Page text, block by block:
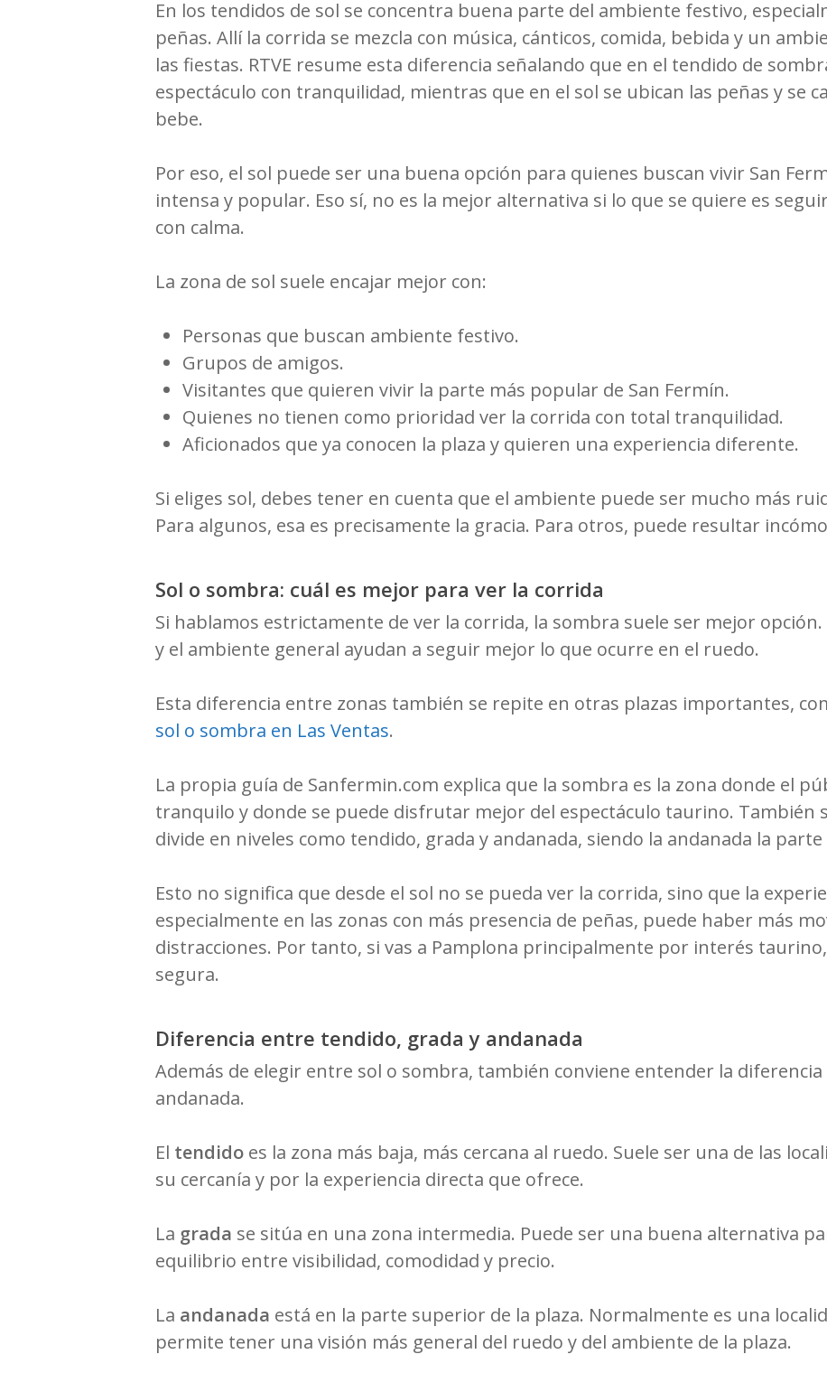
En los tendidos de sol se concentra buena parte del ambiente festivo,
peñas. Allí la corrida se mezcla con música, cánticos, comida, bebida y un
las fiestas. RTVE resume esta diferencia señalando que en el tendido de
espectáculo con tranquilidad, mientras que en el sol se ubican las peñas y se
bebe.
Por eso, el sol puede ser una buena opción para quienes buscan vivir San
intensa y popular. Eso sí, no es la mejor alternativa si lo que se quiere es
con calma.
La zona de sol suele encajar mejor con:
Personas que buscan ambiente festivo.
Grupos de amigos.
Visitantes que quieren vivir la parte más popular de San Fermín.
Quienes no tienen como prioridad ver la corrida con total tranquilidad.
Aficionados que ya conocen la plaza y quieren una experiencia diferente.
Si eliges sol, debes tener en cuenta que el ambiente puede ser mucho más
Para algunos, esa es precisamente la gracia. Para otros, puede resultar
Sol o sombra: cuál es mejor para ver la corrida
Si hablamos estrictamente de ver la corrida, la sombra suele ser mejor
y el ambiente general ayudan a seguir mejor lo que ocurre en el ruedo.
Esta diferencia entre zonas también se repite en otras plazas importantes,
sol o sombra en Las Ventas.
La propia guía de Sanfermin.com explica que la sombra es la zona donde el
tranquilo y donde se puede disfrutar mejor del espectáculo taurino. También
divide en niveles como tendido, grada y andanada, siendo la andanada la
Esto no significa que desde el sol no se pueda ver la corrida, sino que la
especialmente en las zonas con más presencia de peñas, puede haber más
distracciones. Por tanto, si vas a Pamplona principalmente por interés
segura.
Diferencia entre tendido, grada y andanada
Además de elegir entre sol o sombra, también conviene entender la
andanada.
El tendido es la zona más baja, más cercana al ruedo. Suele ser una de las
su cercanía y por la experiencia directa que ofrece.
La grada se sitúa en una zona intermedia. Puede ser una buena alternativa
equilibrio entre visibilidad, comodidad y precio.
La andanada está en la parte superior de la plaza. Normalmente es una
permite tener una visión más general del ruedo y del ambiente de la plaza.